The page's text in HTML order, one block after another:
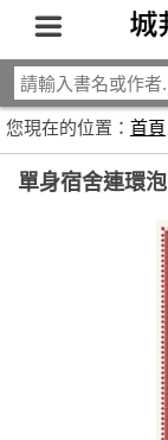
您現在的位置： 首頁
單身宿舍連環